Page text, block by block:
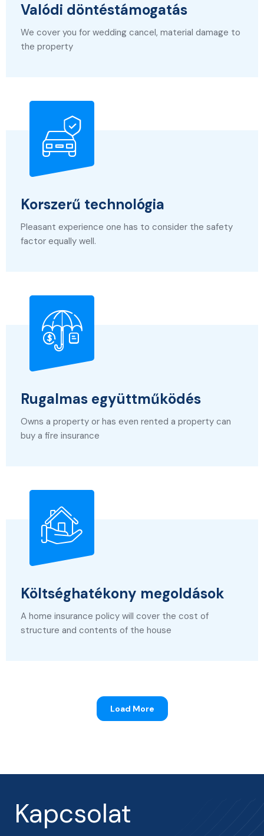
Valódi döntéstámogatás
We cover you for wedding cancel, material damage to
the property
Korszerű technológia
Pleasant experience one has to consider the safety
factor equally well.
Rugalmas együttműködés
Owns a property or has even rented a property can
buy a fire insurance
Költséghatékony megoldások
A home insurance policy will cover the cost of
structure and contents of the house
Load More
Kapcsolat